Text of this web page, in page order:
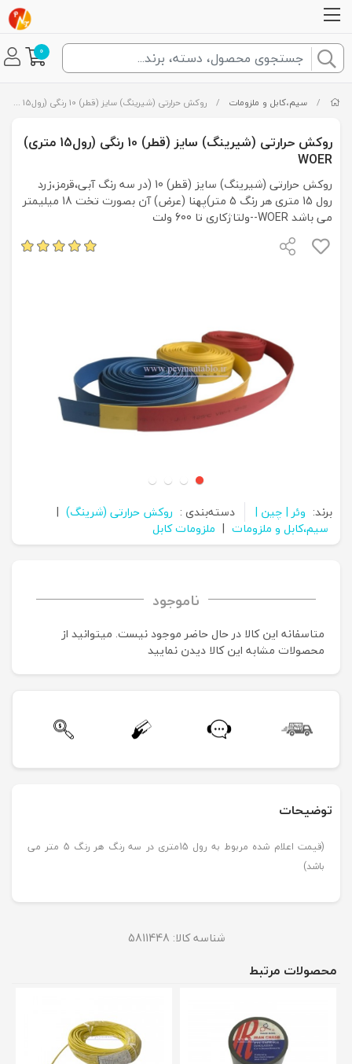
0
/ سیم،کابل و ملزومات / روکش حرارتی (شیرینگ) سایز (قطر) 10 رنگی (رول15 متری) WOER
روکش حرارتی (شیرینگ) سایز (قطر) 10 رنگی (رول15 متری)
WOER
روکش حرارتی (شیرینگ) سایز (قطر) 10 (در سه رنگ آبی،قرمز،زرد
رول 15 متری هر رنگ 5 متر)پهنا (عرض) آن بصورت تخت 18 میلیمتر
می باشد WOER--ولتاژکاری تا 600 ولت
برند: وئر | چین | دسته‌بندی : روکش حرارتی (شرینگ) |
سیم،کابل و ملزومات | ملزومات کابل
ناموجود
متاسفانه این کالا در حال حاضر موجود نیست. می‍توانید از
محصولات مشابه این کالا دیدن نمایید
توضیحات
(قیمت اعلام شده مربوط به رول 15متری در سه رنگ هر رنگ 5 متر می
باشد)
شناسه کالا: 5811448
محصولات مرتبط